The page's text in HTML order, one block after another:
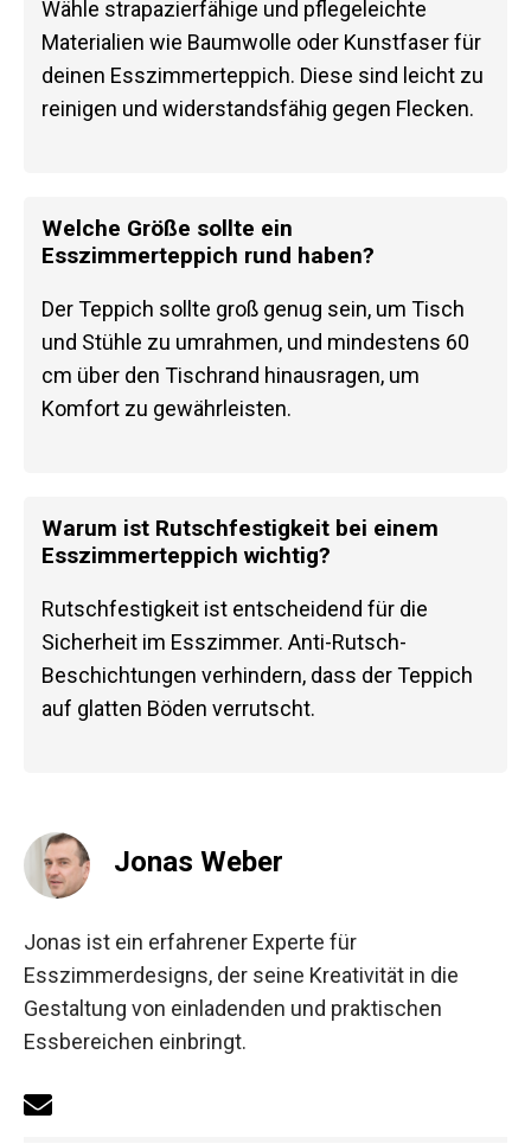
Wähle strapazierfähige und pflegeleichte
Materialien wie Baumwolle oder Kunstfaser für
deinen Esszimmerteppich. Diese sind leicht zu
reinigen und widerstandsfähig gegen Flecken.
Welche Größe sollte ein
Esszimmerteppich rund haben?
Der Teppich sollte groß genug sein, um Tisch
und Stühle zu umrahmen, und mindestens 60
cm über den Tischrand hinausragen, um
Komfort zu gewährleisten.
Warum ist Rutschfestigkeit bei einem
Esszimmerteppich wichtig?
Rutschfestigkeit ist entscheidend für die
Sicherheit im Esszimmer. Anti-Rutsch-
Beschichtungen verhindern, dass der Teppich
auf glatten Böden verrutscht.
Jonas Weber
Jonas ist ein erfahrener Experte für
Esszimmerdesigns, der seine Kreativität in die
Gestaltung von einladenden und praktischen
Essbereichen einbringt.